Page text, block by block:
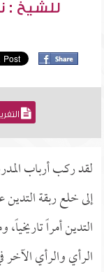
للشيخ :
لقد ركب أرباب
إلى خلع ربقة التدين
التدين أمراً
الرأي والرأي الآخر